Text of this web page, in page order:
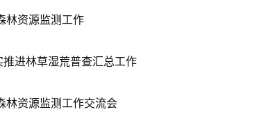
林资源监测工作
进林草湿荒普查汇总工作
林资源监测工作交流会